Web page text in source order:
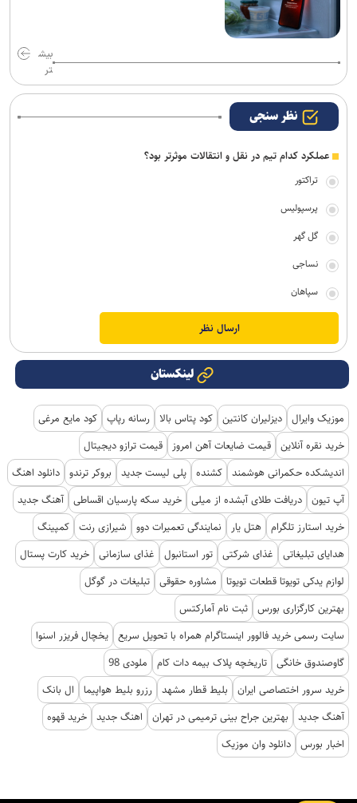
بیش
تر
نظر سنجی
عملکرد کدام تیم در نقل و انتقالات موثرتر بود؟
تراکتور
پرسپولیس
گل گهر
نساجی
سپاهان
لینکستان
موزیک وایرال دیزلیران کانتین کود پتاس بالا رسانه رپاپ کود مایع مرغی
خرید نقره آنلاین قیمت ضایعات آهن امروز
قیمت ترازو دیجیتال
اندیشکده حکمرانی هوشمند کشنده پلی لیست جدید بروکر ترندو دانلود اهنگ
آپ تیون دریافت طلای آبشده از میلی خرید سکه پارسیان اقساطی آهنگ جدید
خرید استارز تلگرام هتل یار نمایندگی تعمیرات دوو شیرازی رنت کمپینگ
هدایای تبلیغاتی
غذای شرکتی تور استانبول غذای سازمانی خرید کارت پستال
لوازم یدکی تویوتا قطعات تویوتا
مشاوره حقوقی تبلیغات در گوگل
بهترین کارگزاری بورس ثبت نام آمارکتس
سایت رسمی خرید فالوور اینستاگرام همراه با تحویل سریع یخچال فریزر اسنوا
گاوصندوق خانگی تاریخچه پلاک بیمه دات کام
ملودی 98
خرید سرور اختصاصی ایران
بلیط قطار مشهد رزرو بلیط هواپیما
ال بانک
آهنگ جدید
بهترین جراح بینی ترمیمی در تهران اهنگ جدید خرید قهوه
اخبار بورس دانلود وان موزیک